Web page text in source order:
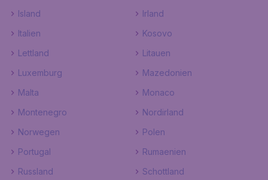
Island
Irland
Italien
Kosovo
Lettland
Litauen
Luxemburg
Mazedonien
Malta
Monaco
Montenegro
Nordirland
Norwegen
Polen
Portugal
Rumaenien
Russland
Schottland